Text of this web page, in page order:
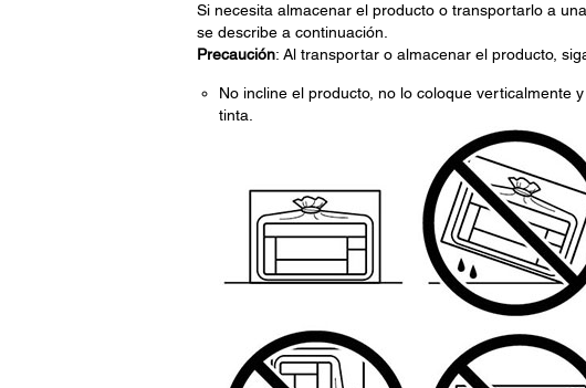
Si necesita almacenar el producto o transportarlo a
se describe a continuación.
Precaución: Al transportar o almacenar el producto,
No incline el producto, no lo coloque verticalmente
tinta.